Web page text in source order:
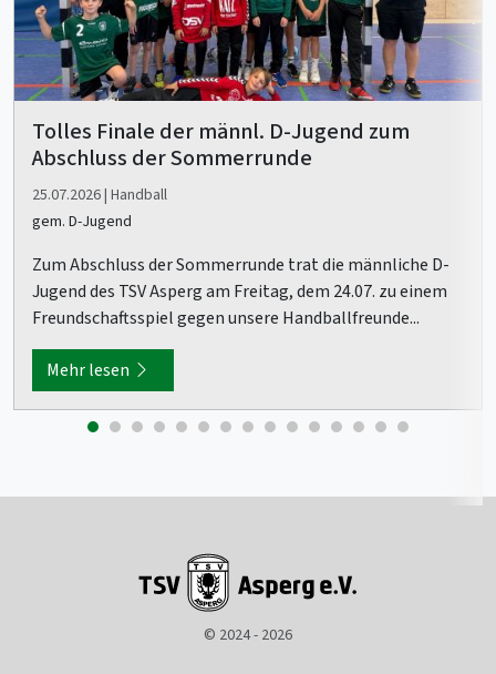
Tolles Finale der männl. D-Jugend zum
Abschluss der Sommerrunde
25.07.2026 | Handball
gem. D-Jugend
Zum Abschluss der Sommerrunde trat die männliche D-
Jugend des TSV Asperg am Freitag, dem 24.07. zu einem
Freundschaftsspiel gegen unsere Handballfreunde...
Mehr lesen
© 2024 - 2026